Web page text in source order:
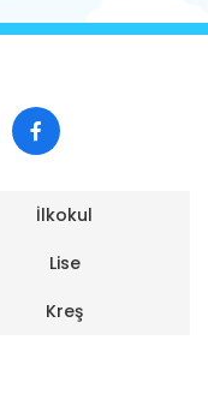
İlkokul
Lise
Kreş